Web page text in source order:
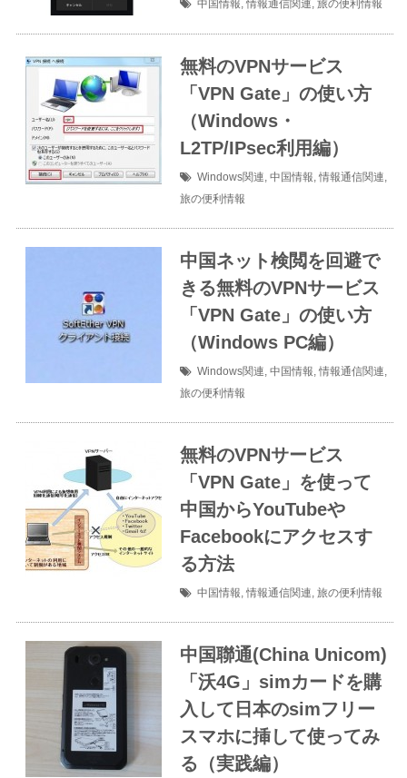
中国情報, 情報通信関連, 旅の便利情報
無料のVPNサービス
「VPN Gate」の使い方
（Windows・
L2TP/IPsec利用編）
Windows関連, 中国情報, 情報通信関連,
旅の便利情報
中国ネット検閲を回避で
きる無料のVPNサービス
「VPN Gate」の使い方
（Windows PC編）
Windows関連, 中国情報, 情報通信関連,
旅の便利情報
無料のVPNサービス
「VPN Gate」を使って
中国からYouTubeや
Facebookにアクセスす
る方法
中国情報, 情報通信関連, 旅の便利情報
中国聯通(China Unicom)
「沃4G」simカードを購
入して日本のsimフリー
スマホに挿して使ってみ
る（実践編）